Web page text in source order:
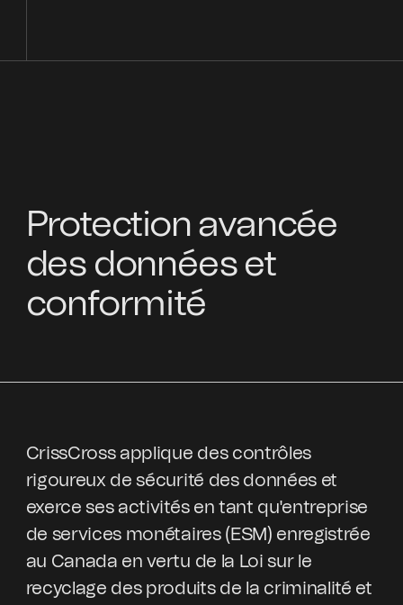
Protection avancée
des données et
conformité
CrissCross applique des contrôles
rigoureux de sécurité des données et
exerce ses activités en tant qu'entreprise
de services monétaires (ESM) enregistrée
au Canada en vertu de la Loi sur le
recyclage des produits de la criminalité et